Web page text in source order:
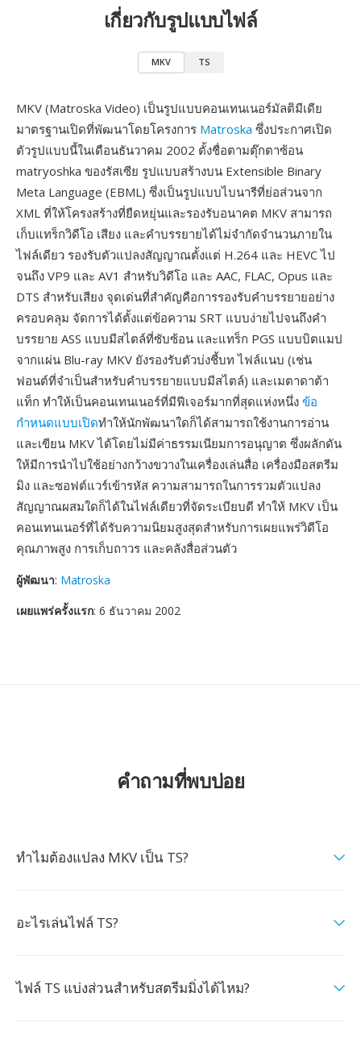
เกี่ยวกับรูปแบบไฟล์
MKV TS
MKV (Matroska Video) เป็นรูปแบบคอนเทนเนอร์มัลติมีเดีย
มาตรฐานเปิดที่พัฒนาโดยโครงการ Matroska ซึ่งประกาศเปิด
ตัวรูปแบบนี้ในเดือนธันวาคม 2002 ตั้งชื่อตามตุ๊กตาซ้อน
matryoshka ของรัสเซีย รูปแบบสร้างบน Extensible Binary
Meta Language (EBML) ซึ่งเป็นรูปแบบไบนารีที่ย่อส่วนจาก
XML ที่ให้โครงสร้างที่ยืดหยุ่นและรองรับอนาคต MKV สามารถ
เก็บแทร็กวิดีโอ เสียง และคำบรรยายได้ไม่จำกัดจำนวนภายใน
ไฟล์เดียว รองรับตัวแปลงสัญญาณตั้งแต่ H.264 และ HEVC ไป
จนถึง VP9 และ AV1 สำหรับวิดีโอ และ AAC, FLAC, Opus และ
DTS สำหรับเสียง จุดเด่นที่สำคัญคือการรองรับคำบรรยายอย่าง
ครอบคลุม จัดการได้ตั้งแต่ข้อความ SRT แบบง่ายไปจนถึงคำ
บรรยาย ASS แบบมีสไตล์ที่ซับซ้อน และแทร็ก PGS แบบบิตแมป
จากแผ่น Blu-ray MKV ยังรองรับตัวบ่งชี้บท ไฟล์แนบ (เช่น
ฟอนต์ที่จำเป็นสำหรับคำบรรยายแบบมีสไตล์) และเมตาดาต้า
แท็ก ทำให้เป็นคอนเทนเนอร์ที่มีฟีเจอร์มากที่สุดแห่งหนึ่ง ข้อ
กำหนดแบบเปิดทำให้นักพัฒนาใดก็ได้สามารถใช้งานการอ่าน
และเขียน MKV ได้โดยไม่มีค่าธรรมเนียมการอนุญาต ซึ่งผลักดัน
ให้มีการนำไปใช้อย่างกว้างขวางในเครื่องเล่นสื่อ เครื่องมือสตรีม
มิง และซอฟต์แวร์เข้ารหัส ความสามารถในการรวมตัวแปลง
สัญญาณผสมใดก็ได้ในไฟล์เดียวที่จัดระเบียบดี ทำให้ MKV เป็น
คอนเทนเนอร์ที่ได้รับความนิยมสูงสุดสำหรับการเผยแพร่วิดีโอ
คุณภาพสูง การเก็บถาวร และคลังสื่อส่วนตัว
ผู้พัฒนา: Matroska
เผยแพร่ครั้งแรก: 6 ธันวาคม 2002
คำถามที่พบบ่อย
ทำไมต้องแปลง MKV เป็น TS?
อะไรเล่นไฟล์ TS?
ไฟล์ TS แบ่งส่วนสำหรับสตรีมมิ่งได้ไหม?